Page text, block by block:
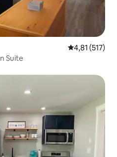
Gemiddelde
4,81 (517)
Suite